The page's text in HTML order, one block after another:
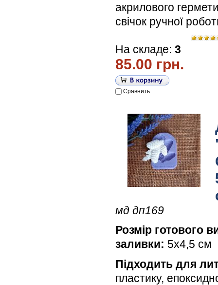
акрилового
свічок ручної
На складе: 3
85.00 грн.
Сравнить
мд дп169
Розмір готового
заливки: 5х4,5 см
Підходить для
пластику,